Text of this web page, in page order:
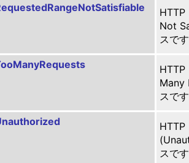
HTTP
Not
スで
Many
スで
HTTP
スで